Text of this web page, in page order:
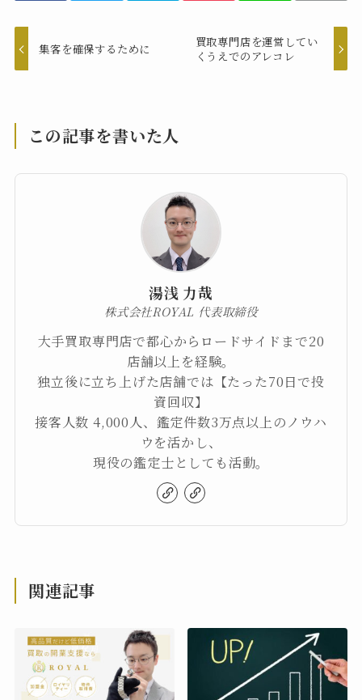
集客を確保するために
買取専門店を運営してい
くうえでのアレコレ
この記事を書いた人
湯浅 力哉
株式会社ROYAL 代表取締役
大手買取専門店で都心からロードサイドまで20
店舗以上を経験。
独立後に立ち上げた店舗では【たった70日で投
資回収】
接客人数 4,000人、鑑定件数3万点以上のノウハ
ウを活かし、
現役の鑑定士としても活動。
関連記事